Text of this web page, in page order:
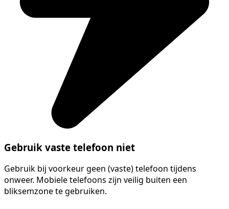
Gebruik vaste telefoon niet
Gebruik bij voorkeur geen (vaste) telefoon tijdens
onweer. Mobiele telefoons zijn veilig buiten een
bliksemzone te gebruiken.